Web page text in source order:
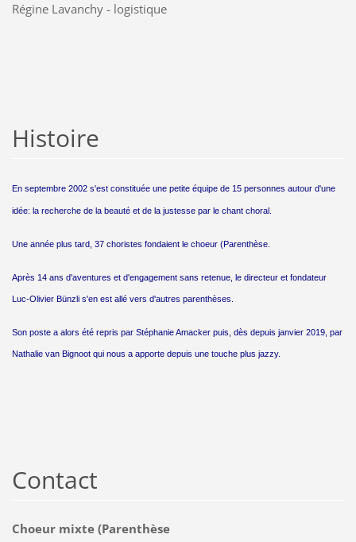
Régine Lavanchy - logistique
Histoire
En septembre 2002 s'est constituée une petite équipe de 15 personnes autour d'une
idée: la recherche de la beauté et de la justesse par le chant choral.
Une année plus tard, 37 choristes fondaient le choeur (Parenthèse.
Après 14 ans d'aventures et d'engagement sans retenue, le directeur et fondateur
Luc-Olivier Bünzli s'en est allé vers d'autres parenthèses.
Son poste a alors été repris par Stéphanie Amacker puis, dès depuis janvier 2019, par
Nathalie van Bignoot qui nous a apporte depuis une touche plus jazzy.
Contact
Choeur mixte (Parenthèse